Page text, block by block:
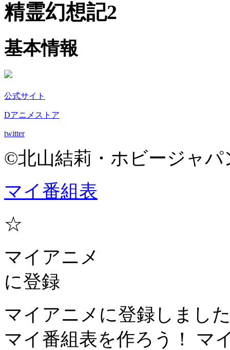
精霊幻想記2
基本情報
公式サイト
Dアニメストア
twitter
©北山結莉・ホビージャパ
マイ番組表
☆
マイアニメ
に登録
マイアニメに登録しまし
マイ番組表を作ろう！
マ